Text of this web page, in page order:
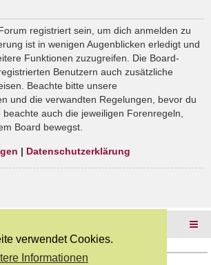
verwendet Cookies.
Informationen
registriert sein, um dich anmelden zu
ist in wenigen Augenblicken erledigt und
Funktionen zuzugreifen. Die Board-
Benutzern auch zusätzliche
Beachte bitte unsere
und die verwandten Regelungen, bevor du
auch die jeweiligen Forenregeln,
Board bewegst.
| Datenschutzerklärung